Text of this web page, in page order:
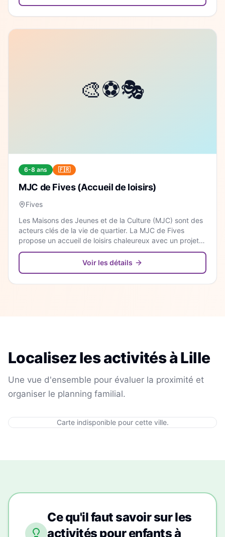
6-8 ans 🇫🇷
MJC de Fives (Accueil de loisirs)
Fives
Les Maisons des Jeunes et de la Culture (MJC) sont des
acteurs clés de la vie de quartier. La MJC de Fives
propose un accueil de loisirs chaleureux avec un projet
pédagogique axé sur la citoyenneté et la découverte.
Voir les détails
Localisez les activités àLille
Une vue d'ensemble pour évaluer la proximité et
organiser le planning familial.
Carte indisponible pour cette ville.
Ce qu'il faut savoir sur les
activités pour enfants à